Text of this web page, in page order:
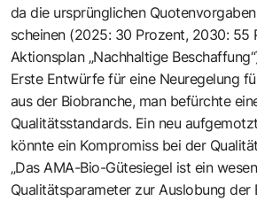
da die ursprünglichen
scheinen (2025: 30 Prozent, 2030: 55
Aktionsplan „Nachhaltige
Erste Entwürfe für eine Neuregelung
aus der Biobranche, man befürchte
Qualitätsstandards. Ein neu
könnte ein Kompromiss bei der
„Das AMA-Bio-Gütesiegel ist ein
Qualitätsparameter zur Auslobung